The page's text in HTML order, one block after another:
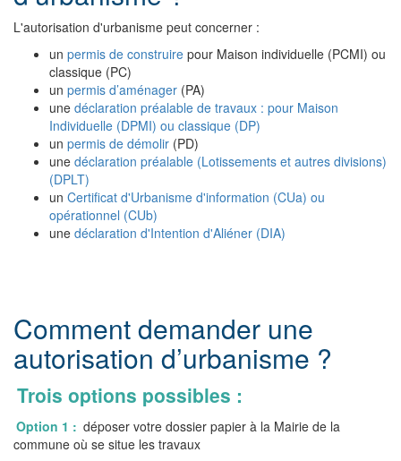
L'autorisation d'urbanisme peut concerner :
un permis de construire pour Maison individuelle (PCMI) ou
classique (PC)
un permis d’aménager (PA)
une déclaration préalable de travaux : pour Maison
Individuelle (DPMI) ou classique (DP)
un permis de démolir (PD)
une déclaration préalable (Lotissements et autres divisions)
(DPLT)
un Certificat d'Urbanisme d'information (CUa) ou
opérationnel (CUb)
une déclaration d'Intention d'Aliéner (DIA)
Comment demander une
autorisation d’urbanisme ?
Trois options possibles :
Option 1 : déposer votre dossier papier à la Mairie de la
commune où se situe les travaux